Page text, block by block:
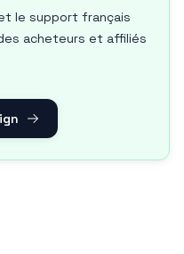
le support français
acheteurs et affiliés